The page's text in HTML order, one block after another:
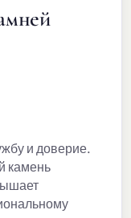
и доверие.
камень